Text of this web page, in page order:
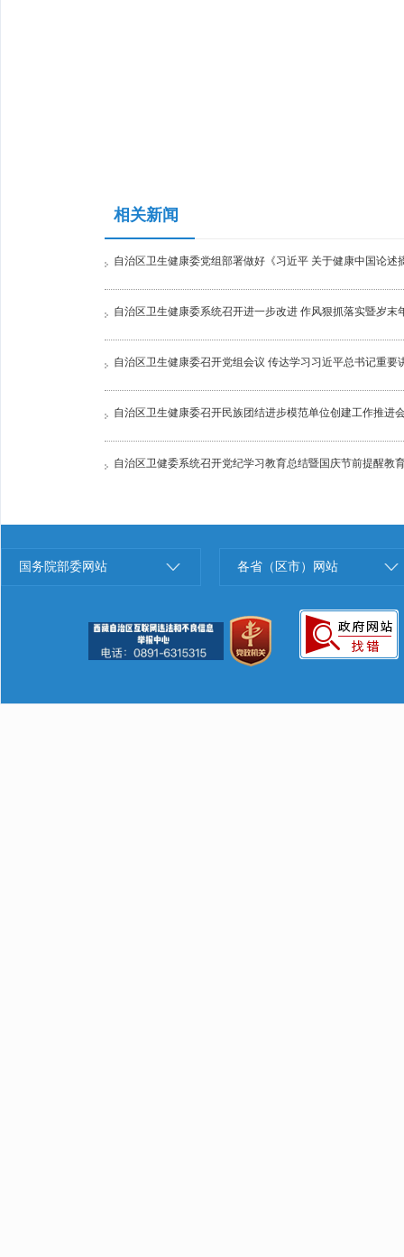
相关新闻
自治区卫生健康委党组部署做好《习近平 关于健康中国论述
自治区卫生健康委系统召开进一步改进 作风狠抓落实暨岁末
自治区卫生健康委召开党组会议 传达学习习近平总书记重要
自治区卫生健康委召开民族团结进步模范单位创建工作推进
自治区卫健委系统召开党纪学习教育总结暨国庆节前提醒教
国务院部委网站 各省（区市）网站